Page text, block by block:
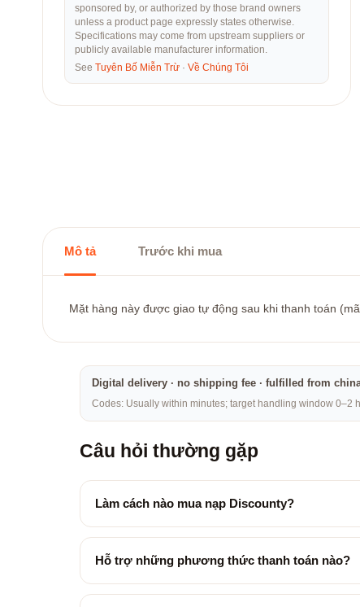
sponsored by, or authorized by those brand owners
unless a product page expressly states otherwise.
Specifications may come from upstream suppliers or
publicly available manufacturer information.
See Tuyên Bố Miễn Trừ · Về Chúng Tôi
Mô tả Trước khi mua
Mặt hàng này được giao tự động sau khi thanh toán
Digital delivery · no shipping fee · fulfilled from
Codes: Usually within minutes; target handling window 0–2
Câu hỏi thường gặp
Làm cách nào mua nạp Discounty?
Hỗ trợ những phương thức thanh toán nào?